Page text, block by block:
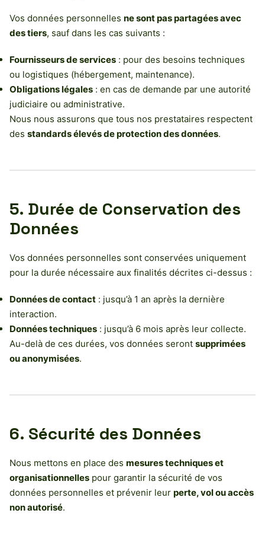
Vos données personnelles ne sont pas partagées avec
des tiers, sauf dans les cas suivants :
Fournisseurs de services : pour des besoins techniques
ou logistiques (hébergement, maintenance).
Obligations légales : en cas de demande par une autorité
judiciaire ou administrative.
Nous nous assurons que tous nos prestataires respectent
des standards élevés de protection des données.
5. Durée de Conservation des
Données
Vos données personnelles sont conservées uniquement
pour la durée nécessaire aux finalités décrites ci-dessus :
Données de contact : jusqu’à 1 an après la dernière
interaction.
Données techniques : jusqu’à 6 mois après leur collecte.
Au-delà de ces durées, vos données seront supprimées
ou anonymisées.
6. Sécurité des Données
Nous mettons en place des mesures techniques et
organisationnelles pour garantir la sécurité de vos
données personnelles et prévenir leur perte, vol ou accès
non autorisé.